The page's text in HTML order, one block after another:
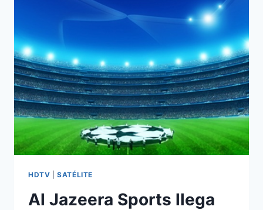
HDTV |SATÉLITE
Al Jazeera Sports llega